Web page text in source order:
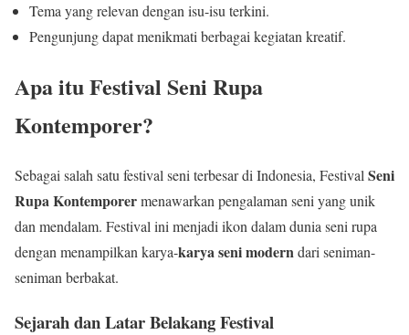
Tema yang relevan dengan isu-isu terkini.
Pengunjung dapat menikmati berbagai kegiatan kreatif.
Apa itu Festival Seni Rupa
Kontemporer?
Sebagai salah satu festival seni terbesar di Indonesia, Festival Seni
Rupa Kontemporermenawarkan pengalaman seni yang unik
dan mendalam. Festival ini menjadi ikon dalam dunia seni rupa
dengan menampilkan karya-karya seni moderndari seniman-
seniman berbakat.
Sejarah dan Latar Belakang Festival